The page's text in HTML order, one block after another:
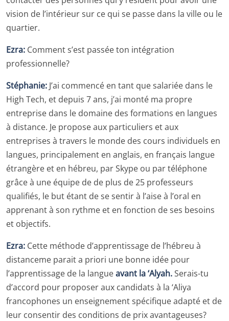
vision de l’intérieur sur ce qui se passe dans la ville ou le
quartier.
Ezra: Comment s’est passée ton intégration
professionnelle?
Stéphanie: J’ai commencé en tant que salariée dans le
High Tech, et depuis 7 ans, j’ai monté ma propre
entreprise dans le domaine des formations en langues
à distance. Je propose aux particuliers et aux
entreprises à travers le monde des cours individuels en
langues, principalement en anglais, en français langue
étrangère et en hébreu, par Skype ou par téléphone
grâce à une équipe de de plus de 25 professeurs
qualifiés, le but étant de se sentir à l’aise à l’oral en
apprenant à son rythme et en fonction de ses besoins
et objectifs.
Ezra: Cette méthode d’apprentissage de l’hébreu à
distanceme parait a priori une bonne idée pour
l’apprentissage de la langueavant la ‘Alyah.Serais-tu
d’accord pour proposer aux candidats à la ‘Aliya
francophones un enseignement spécifique adapté et de
leur consentir des conditions de prix avantageuses?